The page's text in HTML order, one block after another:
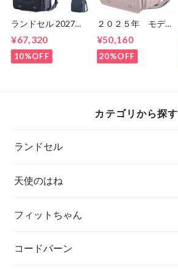
ランドセル 2027年
くるピタ クロスリ
ンク くるピタラン
ドセル 1kh8680k
¥67,320
10%OFF
２０２５年 モデル
イヤル クラシッ
ク MR25U 男の
子・女の子 セイバ
ンのランドセル ６
¥50,160
20%OFF
カテゴリから探す
ランドセル
天使のはね
フィットちゃん
コードバーン